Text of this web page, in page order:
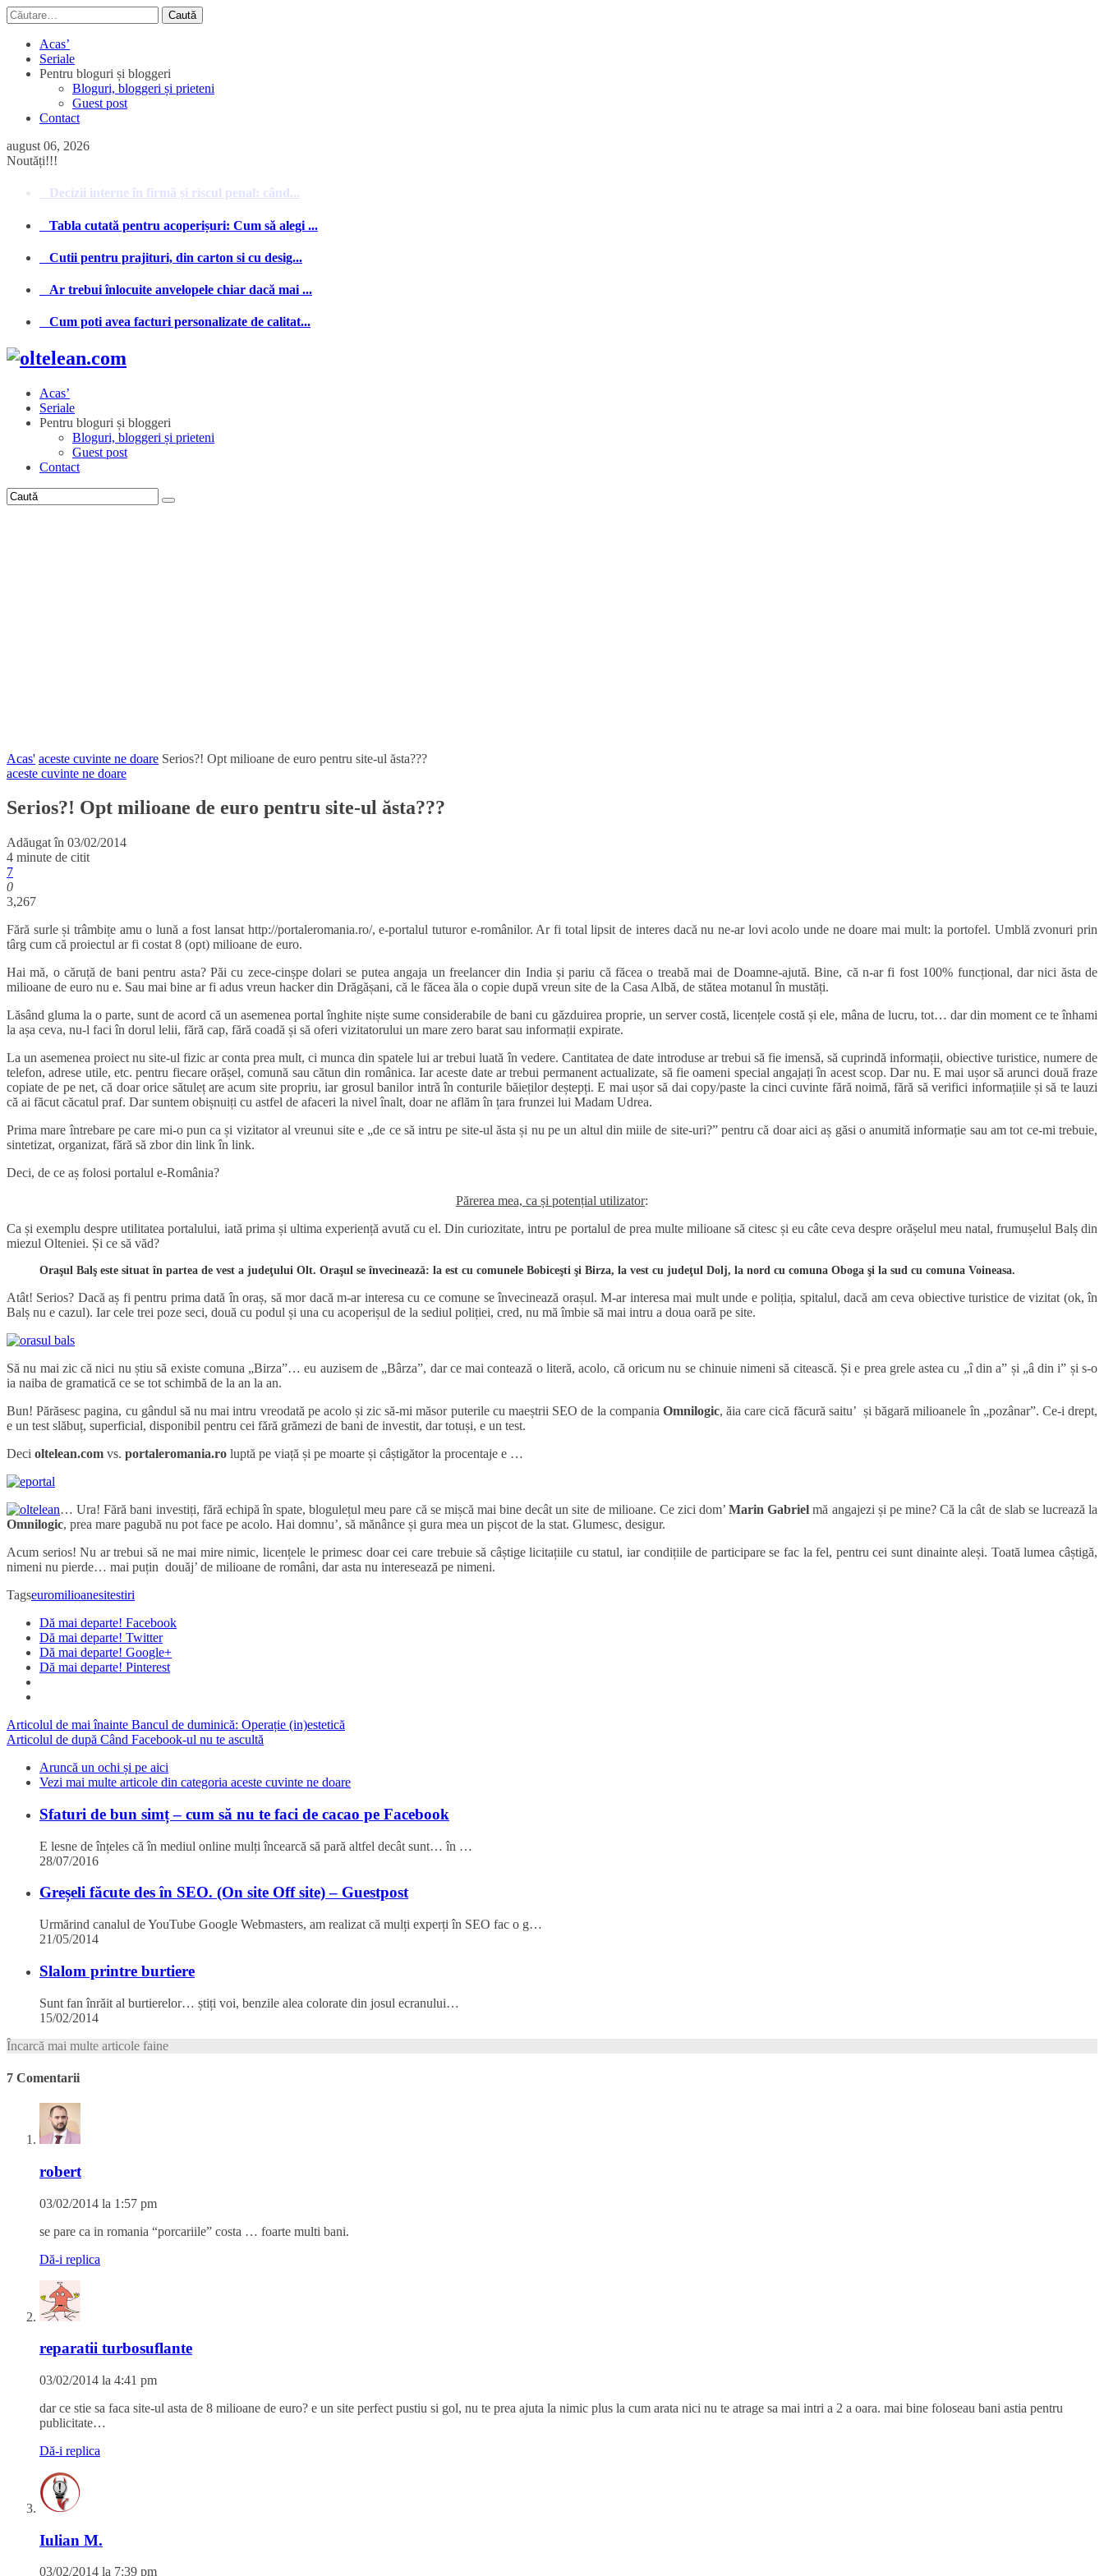
Caută
după:
Acas’
Seriale
Pentru bloguri și bloggeri
Bloguri, bloggeri și prieteni
Guest post
Contact
august 06, 2026
Noutăți!!!
Tabla cutată pentru acoperișuri: Cum să alegi ...
Cutii pentru prajituri, din carton si cu desig...
Ar trebui înlocuite anvelopele chiar dacă mai ...
Cum poti avea facturi personalizate de calitat...
Acas’
Pentru bloguri și bloggeri
Bloguri, bloggeri și prieteni
Guest post
Contact
Serios?! Opt milioane de euro pentru site-ul ăsta???
Adăugat în03/02/2014
7
0
3,267
Fără surle și trâmbițe amu o lună a fost lansat http://portaleromania.ro/, e-portalul tuturor e-românilor. Ar fi total lipsit de interes dacă nu ne-ar lovi acolo unde ne doare mai mult: la portofel. Umblă zvonuri prin
târg cum că proiectul ar fi costat 8 (opt) milioane de euro.
Hai mă, o căruță de bani pentru asta? Păi cu zece-cinșpe dolari se putea angaja un freelancer din India și pariu că făcea o treabă mai de Doamne-ajută. Bine, că n-ar fi fost 100% funcțional, dar nici ăsta de
milioane de euro nu e. Sau mai bine ar fi adus vreun hacker din Drăgășani, că le făcea ăla o copie după vreun site de la Casa Albă, de stătea motanul în mustăți.
Lăsând gluma la o parte, sunt de acord că un asemenea portal înghite niște sume considerabile de bani cu găzduirea proprie, un server costă, licențele costă și ele, mâna de lucru, tot… dar din moment ce te înhami
la așa ceva, nu-l faci în dorul lelii, fără cap, fără coadă și să oferi vizitatorului un mare zero barat sau informații expirate.
La un asemenea proiect nu site-ul fizic ar conta prea mult, ci munca din spatele lui ar trebui luată în vedere. Cantitatea de date introduse ar trebui să fie imensă, să cuprindă informații, obiective turistice, numere de
telefon, adrese utile, etc. pentru fiecare orășel, comună sau cătun din românica. Iar aceste date ar trebui permanent actualizate, să fie oameni special angajați în acest scop. Dar nu. E mai ușor să arunci două fraze
copiate de pe net, că doar orice sătuleț are acum site propriu, iar grosul banilor intră în conturile băieților deștepți. E mai ușor să dai copy/paste la cinci cuvinte fără noimă, fără să verifici informațiile și să te lauzi
că ai făcut căcatul praf. Dar suntem obișnuiți cu astfel de afaceri la nivel înalt, doar ne aflăm în țara frunzei lui Madam Udrea.
Prima mare întrebare pe care mi-o pun ca și vizitator al vreunui site e „de ce să intru pe site-ul ăsta și nu pe un altul din miile de site-uri?” pentru că doar aici aș găsi o anumită informație sau am tot ce-mi trebuie,
sintetizat, organizat, fără să zbor din link în link.
Deci, de ce aș folosi portalul e-România?
Ca și exemplu despre utilitatea portalului, iată prima și ultima experiență avută cu el. Din curiozitate, intru pe portalul de prea multe milioane să citesc și eu câte ceva despre orășelul meu natal, frumușelul Balș din
Oraşul Balş este situat în partea de vest a judeţului Olt. Oraşul se învecinează: la est cu comunele Bobiceşti şi Birza, la vest cu judeţul Dolj, la nord cu comuna Oboga şi la sud cu comuna Voineasa.
Atât! Serios? Dacă aș fi pentru prima dată în oraș, să mor dacă m-ar interesa cu ce comune se învecinează orașul. M-ar interesa mai mult unde e poliția, spitalul, dacă am ceva obiective turistice de vizitat (ok, în
Balș nu e cazul). Iar cele trei poze seci, două cu podul și una cu acoperișul de la sediul poliției, cred, nu mă îmbie să mai intru a doua oară pe site.
Să nu mai zic că nici nu știu să existe comuna „Birza”… eu auzisem de „Bârza”, dar ce mai contează o literă, acolo, că oricum nu se chinuie nimeni să citească. Și e prea grele astea cu „î din a” și „â din i” și s-o
ia naiba de gramatică ce se tot schimbă de la an la an.
Bun! Părăsesc pagina, cu gândul să nu mai intru vreodată pe acolo și zic să-mi măsor puterile cu maeștrii SEO de la compania
, ăia care cică făcură saitu’ și băgară milioanele în „pozânar”. Ce-i drept,
e un test slăbuț, superficial, disponibil pentru cei fără grămezi de bani de investit, dar totuși, e un test.
Decioltelean.comvs.portaleromania.roluptă pe viață și pe moarte și câștigător la procentaje e …
Omnilogic
Acum serios! Nu ar trebui să ne mai mire nimic, licențele le primesc doar cei care trebuie să câștige licitațiile cu statul, iar condițiile de participare se fac la fel, pentru cei sunt dinainte aleși. Toată lumea câștigă,
nimeni nu pierde… mai puțin douăj’ de milioane de români, dar asta nu interesează pe nimeni.
Tagseuromilioane sitestiri
Dă mai departe! Facebook
Dă mai departe! Twitter
Dă mai departe! Google+
Dă mai departe! Pinterest
Articolul de mai înainte
Aruncă un ochi și pe aici
Vezi mai multe articole din categoria aceste cuvinte ne doare
Sfaturi de bun simț – cum să nu te faci de cacao pe Facebook
E lesne de înțeles că în mediul online mulți încearcă să pară altfel decât sunt… în …
Greșeli făcute des în SEO. (On site Off site) – Guestpost
Urmărind canalul de YouTube Google Webmasters, am realizat că mulți experți în SEO fac o g…
Slalom printre burtiere
Sunt fan înrăit al burtierelor… știți voi, benzile alea colorate din josul ecranului…
Încarcă mai multe articole faine
7 Comentarii
robert
03/02/2014 la 1:57 pm
se pare ca in romania “porcariile” costa … foarte multi bani.
Dă-i replica
reparatii turbosuflante
03/02/2014 la 4:41 pm
dar ce stie sa faca site-ul asta de 8 milioane de euro? e un site perfect pustiu si gol, nu te prea ajuta la nimic plus la cum arata nici nu te atrage sa mai intri a 2 a oara. mai bine foloseau bani astia pentru
Dă-i replica
Iulian M.
03/02/2014 la 7:39 pm
Ce sa stie? Nici macar functia de marire a fontului nu a functionat, iar ala-i un script banal.